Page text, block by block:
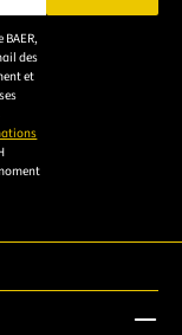
des
et